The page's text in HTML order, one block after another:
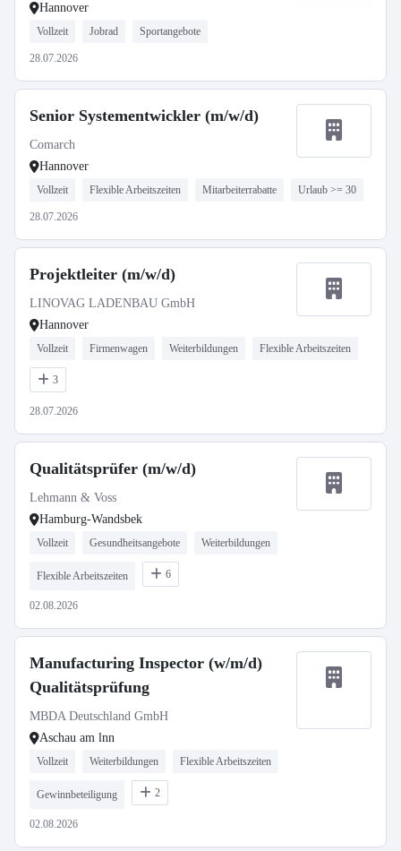
Hannover
Vollzeit Jobrad Sportangebote
28.07.2026
Senior Systementwickler (m/w/d)
Comarch
Hannover
Vollzeit Flexible Arbeitszeiten Mitarbeiterrabatte Urlaub >= 30
28.07.2026
Projektleiter (m/w/d)
LINOVAG LADENBAU GmbH
Hannover
Vollzeit Firmenwagen Weiterbildungen Flexible Arbeitszeiten
3
28.07.2026
Qualitätsprüfer (m/w/d)
Lehmann & Voss
Hamburg-Wandsbek
Vollzeit Gesundheitsangebote Weiterbildungen
Flexible Arbeitszeiten 6
02.08.2026
Manufacturing Inspector (w/m/d)
Qualitätsprüfung
MBDA Deutschland GmbH
Aschau am lnn
Vollzeit Weiterbildungen Flexible Arbeitszeiten
Gewinnbeteiligung 2
02.08.2026